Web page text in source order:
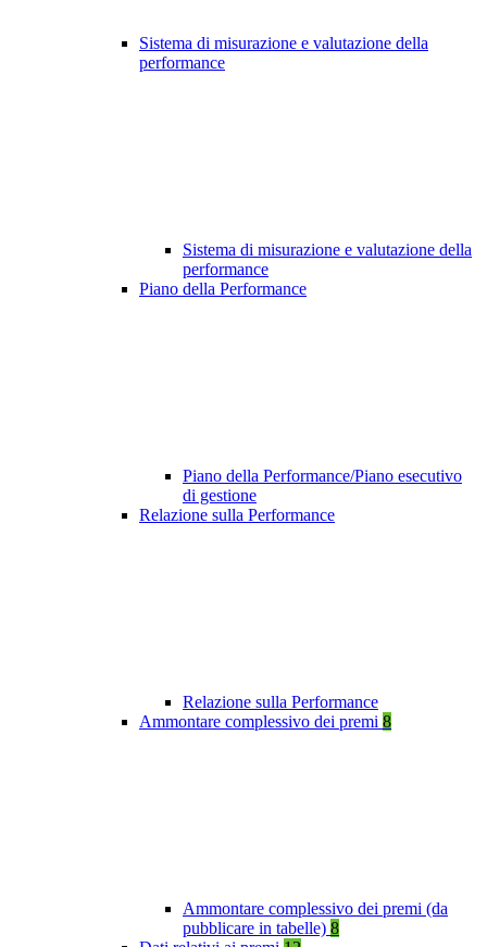
Sistema di misurazione e valutazione della
performance
Sistema di misurazione e valutazione della
performance
Piano della Performance
Piano della Performance/Piano esecutivo
di gestione
Relazione sulla Performance
Relazione sulla Performance
Ammontare complessivo dei premi 8
Ammontare complessivo dei premi (da
pubblicare in tabelle) 8